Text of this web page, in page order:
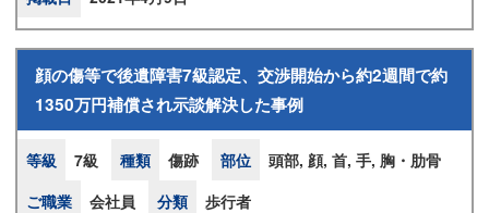
顔の傷等で後遺障害7級認定、交渉開始から約2週間で約
1350万円補償され示談解決した事例
等級 7級 種類 傷跡 部位
頭部, 顔, 首, 手, 胸・肋骨
ご職業
会社員 分類 歩行者